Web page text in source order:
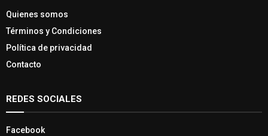
Quienes somos
Términos y Condiciones
Política de privacidad
Contacto
REDES SOCIALES
Facebook